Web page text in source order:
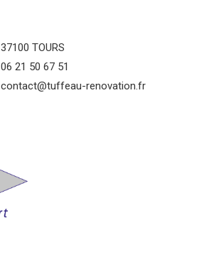
37100 TOURS
06 21 50 67 51
contact@tuffeau-renovation.fr